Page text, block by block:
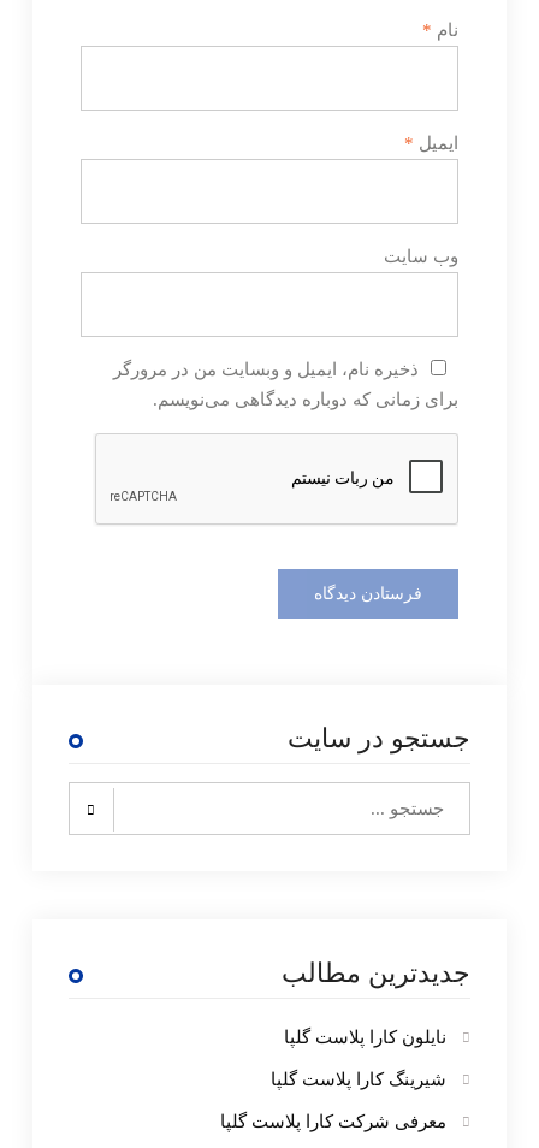
نام *
ایمیل *
وب‌ سایت
ذخیره نام، ایمیل و وبسایت من در مرورگر
برای زمانی که دوباره دیدگاهی می‌نویسم.
جستجو در سایت
جدیدترین مطالب
نایلون کارا پلاست گلپا
شیرینگ کارا پلاست گلپا
معرفی شرکت کارا پلاست گلپا